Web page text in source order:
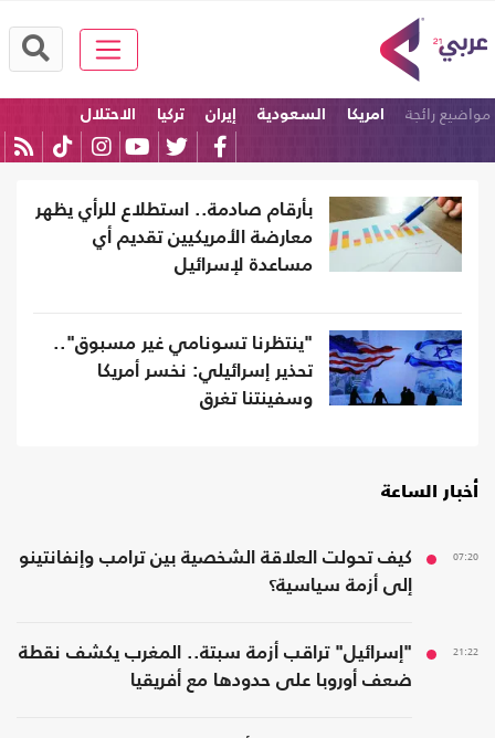
مواضيع رائجة امريكا السعودية إيران تركيا
الاحتلال
بأرقام صادمة.. استطلاع للرأي يظهر
معارضة الأمريكيين تقديم أي
مساعدة لإسرائيل
"ينتظرنا تسونامي غير مسبوق"..
تحذير إسرائيلي: نخسر أمريكا
وسفينتنا تغرق
أخبار الساعة
07:20
كيف تحولت العلاقة الشخصية بين ترامب وإنفانتينو
إلى أزمة سياسية؟
21:22
"إسرائيل" تراقب أزمة سبتة.. المغرب يكشف نقطة
ضعف أوروبا على حدودها مع أفريقيا